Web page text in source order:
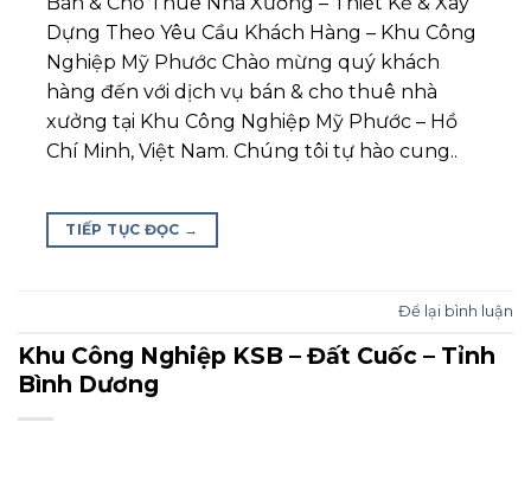
Dựng Theo Yêu Cầu Khách Hàng – Khu Công
Nghiệp Mỹ Phước Chào mừng quý khách
hàng đến với dịch vụ bán & cho thuê nhà
xưởng tại Khu Công Nghiệp Mỹ Phước – Hồ
Chí Minh, Việt Nam. Chúng tôi tự hào cung..
TIẾP TỤC ĐỌC →
Để lại bình luận
Khu Công Nghiệp KSB – Đất Cuốc – Tỉnh
Bình Dương